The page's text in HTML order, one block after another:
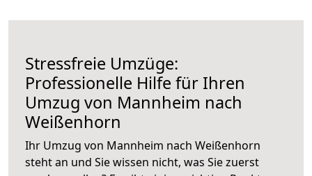
Stressfreie Umzüge:
Professionelle Hilfe für Ihren
Umzug von Mannheim nach
Weißenhorn
Ihr Umzug von Mannheim nach Weißenhorn
steht an und Sie wissen nicht, was Sie zuerst